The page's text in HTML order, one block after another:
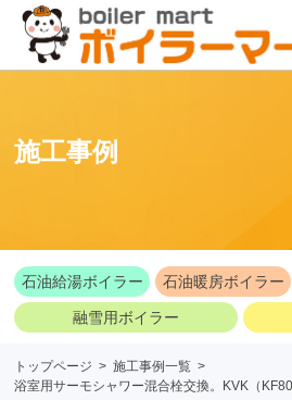
施工事例
石油給湯ボイラー 石油暖房ボイラー
融雪用ボイラー
トップページ > 施工事例一覧 >
浴室用サーモシャワー混合栓交換。KVK（